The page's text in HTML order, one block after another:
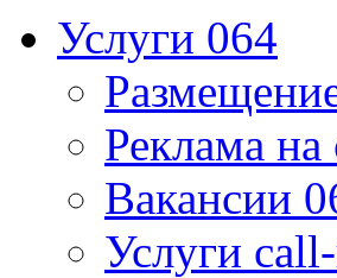
Услуги 064
Реклама на
Вакансии
Услуги